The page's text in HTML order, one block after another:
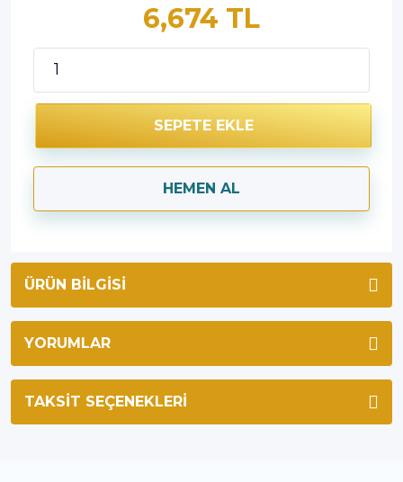
6,674 TL
SEPETE EKLE
HEMEN AL
ÜRÜN BILGISI
YORUMLAR
TAKSIT SEÇENEKLERI